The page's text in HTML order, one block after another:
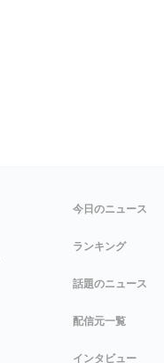
今日のニュース
ランキング
話題のニュース
配信元一覧
インタビュー